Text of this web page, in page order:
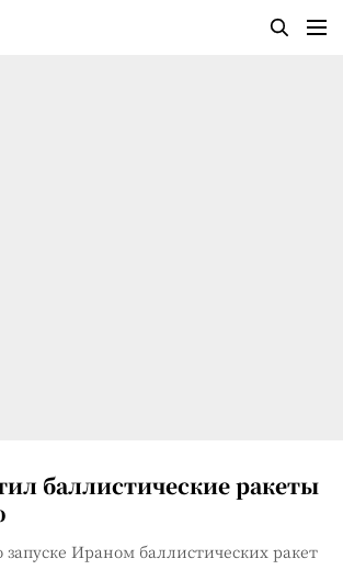
баллистические ракеты
Ираном баллистических ракет